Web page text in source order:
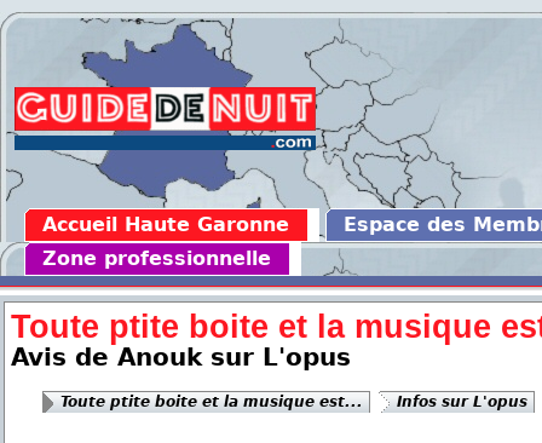
Accueil Haute Garonne
Espace des
Zone professionnelle
Toute ptite boite et la musique
Avis de Anouk sur L'opus
Toute ptite boite et la musique est... Infos sur L'opus